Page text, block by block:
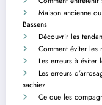
Maison ancienne
Bassens
Découvrir les
Comment éviter les
Les erreurs à éviter
Les erreurs
sachiez
Ce que les